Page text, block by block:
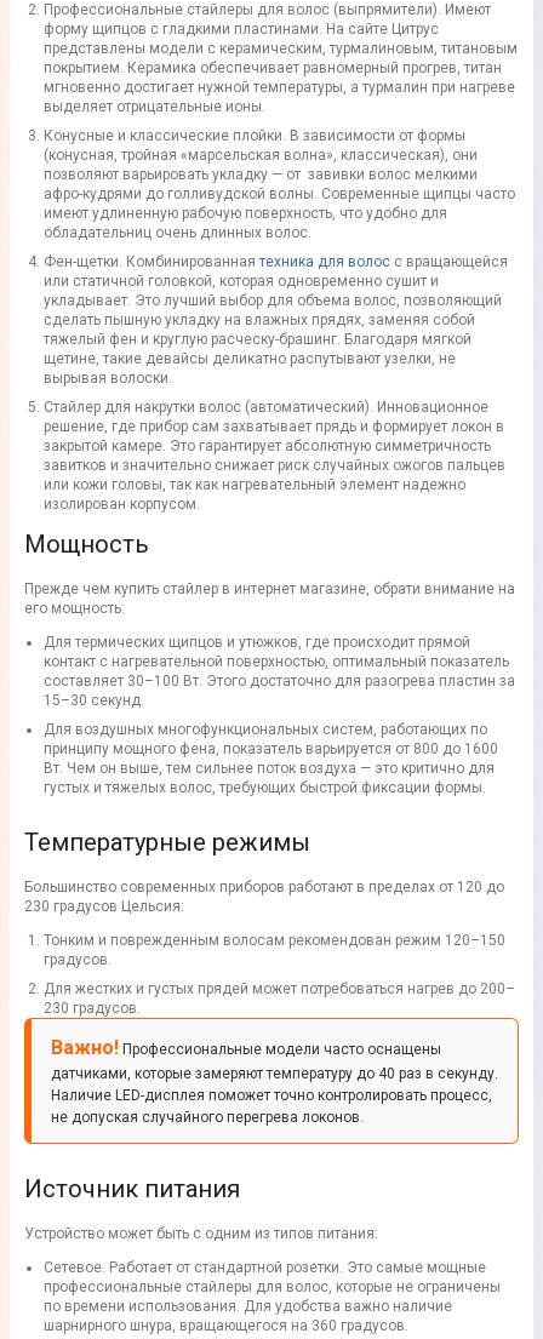
Профессиональные стайлеры для волос (выпрямители). Имеют
форму щипцов с гладкими пластинами. На сайте Цитрус
представлены модели с керамическим, турмалиновым, титановым
покрытием. Керамика обеспечивает равномерный прогрев, титан
мгновенно достигает нужной температуры, а турмалин при нагреве
выделяет отрицательные ионы.
Конусные и классические плойки. В зависимости от формы
(конусная, тройная «марсельская волна», классическая), они
позволяют варьировать укладку — от завивки волос мелкими
афро-кудрями до голливудской волны. Современные щипцы часто
имеют удлиненную рабочую поверхность, что удобно для
обладательниц очень длинных волос.
Фен-щетки. Комбинированнаятехника для волос с вращающейся
или статичной головкой, которая одновременно сушит и
укладывает. Это лучший выбор для объема волос, позволяющий
сделать пышную укладку на влажных прядях, заменяя собой
тяжелый фен и круглую расческу-брашинг. Благодаря мягкой
щетине, такие девайсы деликатно распутывают узелки, не
вырывая волоски.
Стайлер для накрутки волос (автоматический). Инновационное
решение, где прибор сам захватывает прядь и формирует локон в
закрытой камере. Это гарантирует абсолютную симметричность
завитков и значительно снижает риск случайных ожогов пальцев
или кожи головы, так как нагревательный элемент надежно
изолирован корпусом.
Мощность
Прежде чем купить стайлер в интернет магазине, обрати внимание на
его мощность:
Для термических щипцов и утюжков, где происходит прямой
контакт с нагревательной поверхностью, оптимальный показатель
составляет 30–100 Вт. Этого достаточно для разогрева пластин за
15–30 секунд.
Для воздушных многофункциональных систем, работающих по
принципу мощного фена, показатель варьируется от 800 до 1600
Вт. Чем он выше, тем сильнее поток воздуха — это критично для
густых и тяжелых волос, требующих быстрой фиксации формы.
Температурные режимы
Большинство современных приборов работают в пределах от 120 до
230 градусов Цельсия:
Тонким и поврежденным волосам рекомендован режим 120–150
градусов.
Для жестких и густых прядей может потребоваться нагрев до 200–
230 градусов.
Важно! Профессиональные модели часто оснащены
датчиками, которые замеряют температуру до 40 раз в секунду.
Наличие LED-дисплея поможет точно контролировать процесс,
не допуская случайного перегрева локонов.
Источник питания
Устройство может быть с одним из типов питания:
Сетевое. Работает от стандартной розетки. Это самые мощные
профессиональные стайлеры для волос, которые не ограничены
по времени использования. Для удобства важно наличие
шарнирного шнура, вращающегося на 360 градусов.